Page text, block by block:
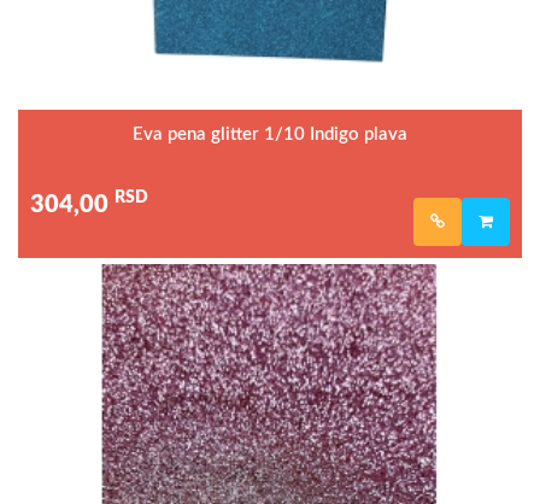
Eva pena glitter 1/10 Indigo plava
304,00 RSD